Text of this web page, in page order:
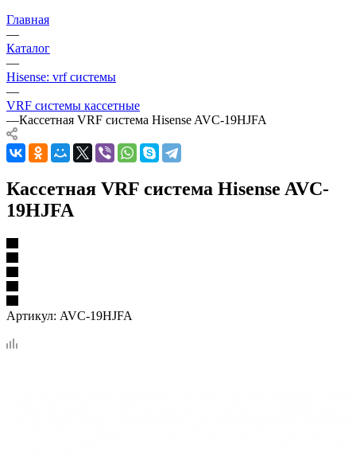
Главная
—
Каталог
—
Hisense: vrf системы
—
VRF системы кассетные
—Кассетная VRF система Hisense AVC-19HJFA
Кассетная VRF система Hisense AVC-
19HJFA
Артикул: AVC-19HJFA